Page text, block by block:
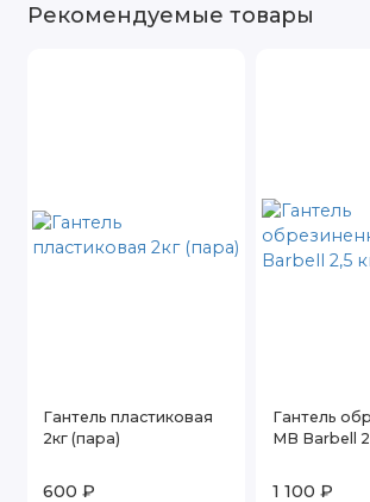
Рекомендуемые товары
Гантель пластиковая
2кг (пара)
600 ₽
Гантель
MB Barbell
1 100 ₽